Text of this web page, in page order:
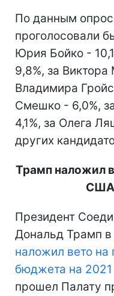
По данным
проголосовали
Юрия Бойко -
9,8%, за
Владимира
Смешко - 6,0%,
4,1%, за Олега
других
Трамп наложил
США
Президент
Дональд Трамп в
наложил вето на
бюджета на 2021
прошел Палату